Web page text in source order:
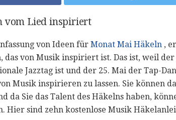
vom Lied inspiriert
von Ideen für Monat Mai Häkeln ,
das von Musik inspiriert ist. Das ist, weil
Jazztag ist und der 25. Mai der Tap-
Musik inspirieren zu lassen. Sie können
da Sie das Talent des Häkelns haben,
Hier sind zehn kostenlose Musik